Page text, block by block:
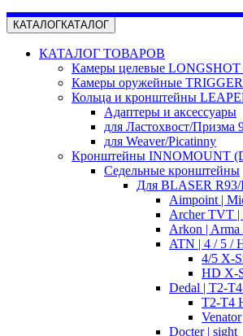
КАТАЛОГКАТАЛОГ
КАТАЛОГ ТОВАРОВ
Камеры целевые
Камеры оружейные
Кольца и кронштейны
Адаптеры и аксессуары
для Ластохвост/Призма
для Weaver/Picatinny
Кронштейны INNOMOUNT
Седельные кронштейны
Для BLASER R93/
Aimpoint |
Archer TVT |
Arkon | Arma
ATN | 4 / 5 /
4/5 X-
HD X-
Dedal | T2-
T2-T4
Venator
Docter | sight